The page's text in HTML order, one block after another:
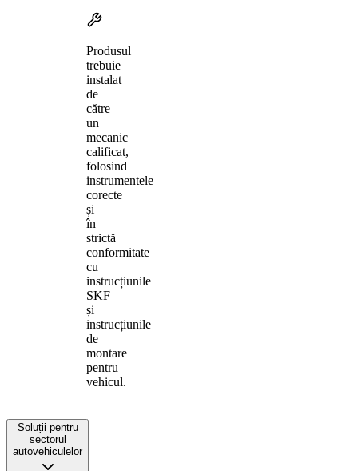
Produsul
trebuie
instalat
de
către
un
mecanic
calificat,
folosind
instrumentele
corecte
și
în
strictă
conformitate
cu
instrucțiunile
SKF
și
instrucțiunile
de
montare
pentru
vehicul.
Soluții pentru
sectorul
autovehiculelor